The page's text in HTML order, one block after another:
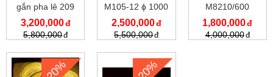
gắn pha lê 209
3,200,000
5,800,000
M105-12 ϕ 1000
mm
2,500,000
5,500,000
M8210/600
1,800,000
4,000,000
-20% -20%